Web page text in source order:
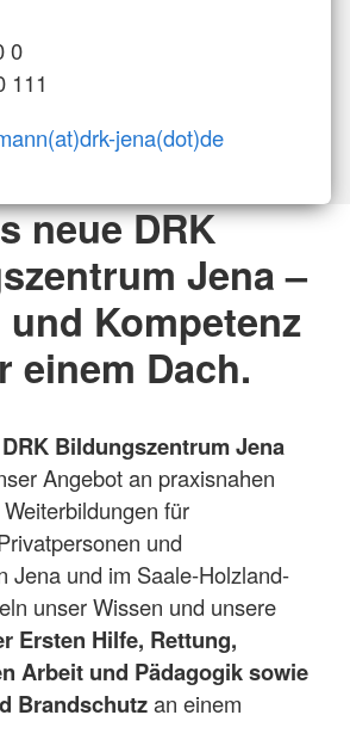
0
111
jena(dot)de
neue DRK
Jena –
Kompetenz
einem Dach.
DRK Bildungszentrum Jena
Angebot an praxisnahen
für
und
Jena und im Saale-Holzland-
unser Wissen und unsere
Ersten Hilfe, Rettung,
Arbeit und Pädagogik sowie
Brandschutzan einem